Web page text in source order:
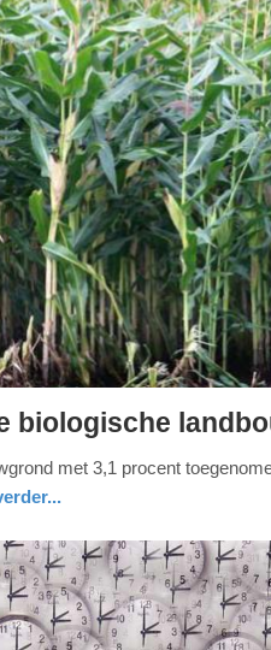
biologische
met 3,1 procent